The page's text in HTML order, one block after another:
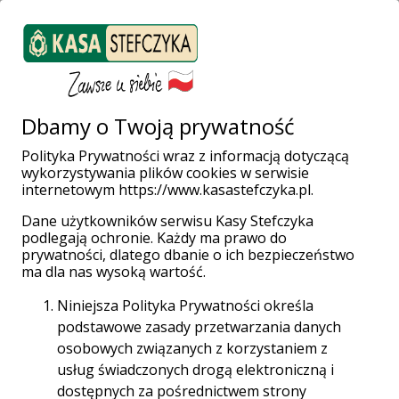
Wybierz pożyczkę
dopasowaną do Twoich
planów:
Kwoty od1000 złdo220 000 zł
Elastyczny okres spłaty od4 do120miesięcy
Wypłata nawet w15 minut od decyzji
kredytowej
Dbamy o Twoją prywatność
Polityka Prywatności wraz z informacją dotyczącą
wykorzystywania plików cookies w serwisie
internetowym https://www.kasastefczyka.pl.
Dane użytkowników serwisu Kasy Stefczyka
podlegają ochronie. Każdy ma prawo do
prywatności, dlatego dbanie o ich bezpieczeństwo
ma dla nas wysoką wartość.
Niniejsza Polityka Prywatności określa
podstawowe zasady przetwarzania danych
osobowych związanych z korzystaniem z
usług świadczonych drogą elektroniczną i
dostępnych za pośrednictwem strony